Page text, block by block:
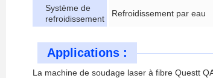
Système de
refroidissement
Refroidissement par eau
Applications :
La machine de soudage laser à fibre Questt